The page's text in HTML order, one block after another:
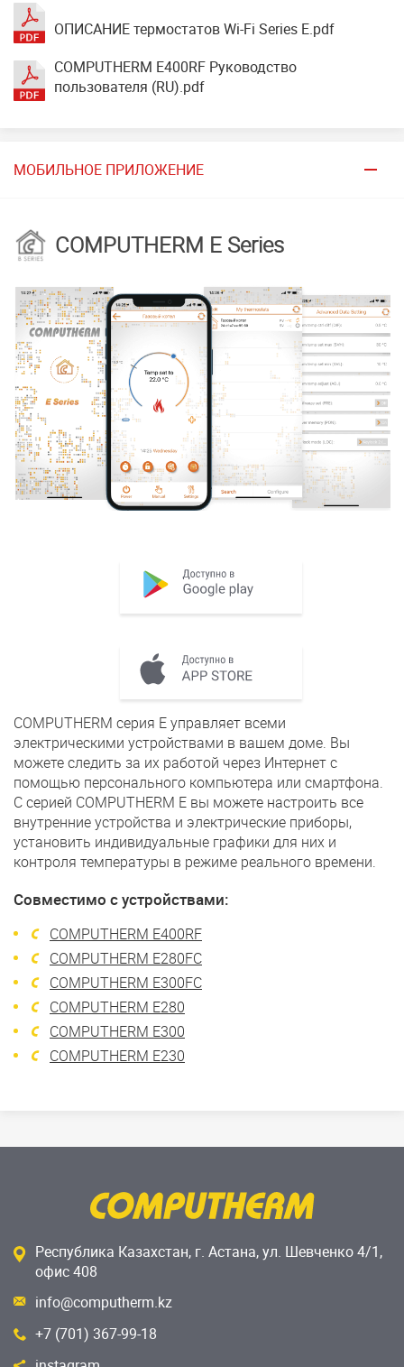
ОПИСАНИЕ термостатов Wi-Fi Series E.pdf
COMPUTHERM E400RF Руководство
пользователя (RU).pdf
МОБИЛЬНОЕ ПРИЛОЖЕНИЕ
COMPUTHERM E Series
COMPUTHERM серия E управляет всеми
электрическими устройствами в вашем доме. Вы
можете следить за их работой через Интернет с
помощью персонального компьютера или смартфона.
С серией COMPUTHERM E вы можете настроить все
внутренние устройства и электрические приборы,
установить индивидуальные графики для них и
контроля температуры в режиме реального времени.
Совместимо с устройствами:
COMPUTHERM E400RF
COMPUTHERM E280FC
COMPUTHERM E300FC
COMPUTHERM E280
COMPUTHERM E300
COMPUTHERM E230
Республика Казахстан, г. Астана, ул. Шевченко 4/1,
офис 408
info@computherm.kz
+7 (701) 367-99-18